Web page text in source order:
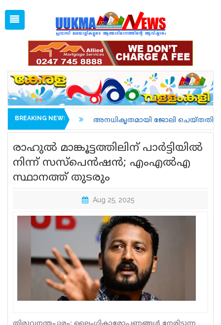
1 GBP =
128.36
Latest News
Associations
Spiritual
UK NEWS
India
World
Movies
Open
Menu
BREAKING NEWS
അനധികൃതമായി ജോലി ചെയ്തതിന്
രാഹുല്‍ മാങ്കൂട്ടത്തിലിന് പാര്‍ട്ടിയില്‍
നിന്ന് സസ്‌പെന്‍ഷന്‍; എംഎല്‍എ
സ്ഥാനത്ത് തുടരും
Aug 25, 2025